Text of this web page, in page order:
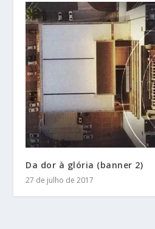
Da dor à glória (banner 2)
27 de julho de 2017